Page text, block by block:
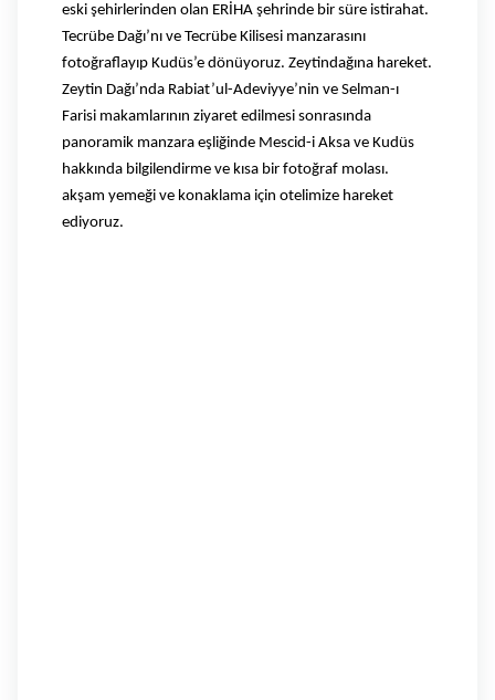
eski şehirlerinden olan ERİHA şehrinde bir süre istirahat.
Tecrübe Dağı’nı ve Tecrübe Kilisesi manzarasını
fotoğraflayıp Kudüs’e dönüyoruz. Zeytindağına hareket.
Zeytin Dağı’nda Rabiat’ul-Adeviyye’nin ve Selman-ı
Farisi makamlarının ziyaret edilmesi sonrasında
panoramik manzara eşliğinde Mescid-i Aksa ve Kudüs
hakkında bilgilendirme ve kısa bir fotoğraf molası.
akşam yemeği ve konaklama için otelimize hareket
ediyoruz.